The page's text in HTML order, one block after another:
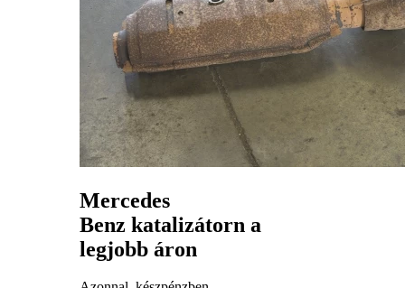
Mercedes
Benz katalizátorn a
legjobb áron